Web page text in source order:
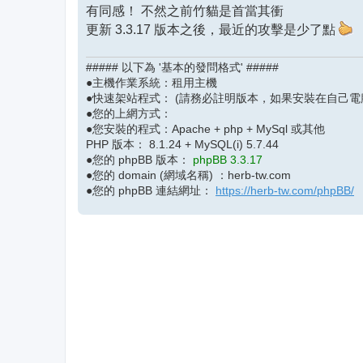
有同感！ 不然之前竹貓是首當其衝
更新 3.3.17 版本之後，最近的攻擊是少了點
##### 以下為 '基本的發問格式' #####
●主機作業系統：租用主機
●快速架站程式： (請務必註明版本，如果安裝在自己
●您的上網方式：
●您安裝的程式：Apache + php + MySql 或其他
PHP 版本： 8.1.24 + MySQL(i) 5.7.44
●您的 phpBB 版本： phpBB 3.3.17
●您的 domain (網域名稱) ：herb-tw.com
●您的 phpBB 連結網址： https://herb-tw.com/phpBB/